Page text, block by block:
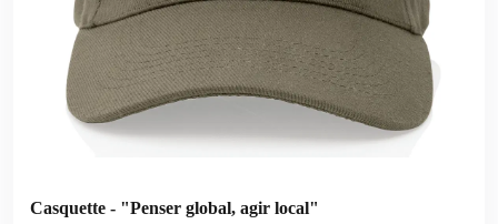
Casquette - "Penser global, agir local"